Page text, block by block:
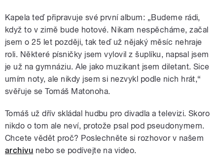
Kapela teď připravuje své první album: „Budeme rádi,
když to v zimě bude hotové. Nikam nespěcháme, začal
jsem o 25 let později, tak teď už nějaký měsíc nehraje
roli. Některé písničky jsem vylovil z šuplíku, napsal jsem
je už na gymnáziu. Ale jako muzikant jsem diletant. Sice
umím noty, ale nikdy jsem si nezvykl podle nich hrát,“
svěřuje se Tomáš Matonoha.
Tomáš už dřív skládal hudbu pro divadla a televizi. Skoro
nikdo o tom ale neví, protože psal pod pseudonymem.
Chcete vědět proč? Poslechněte si rozhovor v našem
archivu nebo se podívejte na video.